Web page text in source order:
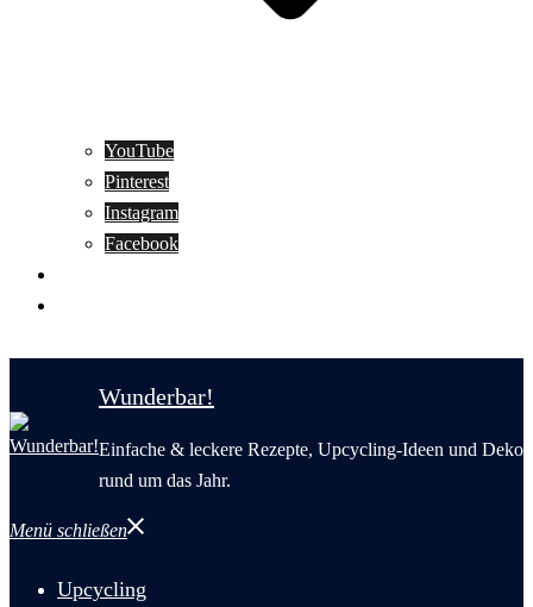
YouTube
Pinterest
Instagram
Facebook
Wunderbar!
Einfache & leckere Rezepte, Upcycling-Ideen und Deko
rund um das Jahr.
Menü schließen
Upcycling